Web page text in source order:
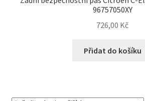
96757050XY
726,00 Kč
Přidat do košíku